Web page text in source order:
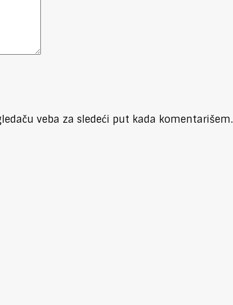
veba za sledeći put kada komentarišem.